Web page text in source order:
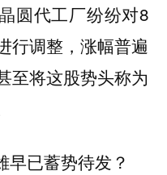
圆代工厂纷纷对8
行调整，涨幅普遍
至将这股势头称为
早已蓄势待发？